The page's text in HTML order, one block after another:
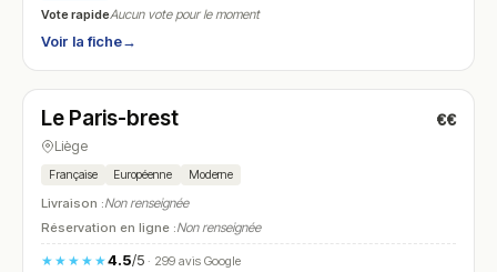
Vote rapideAucun vote pour le moment
Voir la fiche→
N° 24
Le Paris-brest €€
Liège
Française Européenne Moderne
Livraison :Non renseignée
Réservation en ligne :Non renseignée
★★★★★4.5/5· 299 avis Google